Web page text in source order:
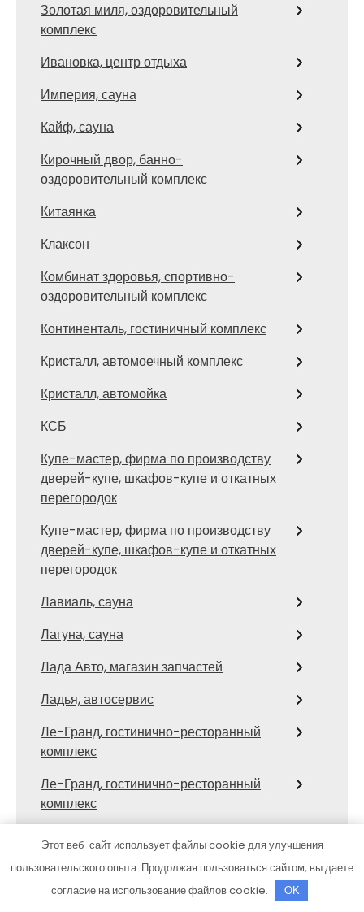
Золотая миля, оздоровительный
комплекс
Ивановка, центр отдыха
Империя, сауна
Кайф, сауна
Кирочный двор, банно-
оздоровительный комплекс
Китаянка
Клаксон
Комбинат здоровья, спортивно-
оздоровительный комплекс
Континенталь, гостиничный комплекс
Кристалл, автомоечный комплекс
Кристалл, автомойка
КСБ
Купе-мастер, фирма по производству
дверей-купе, шкафов-купе и откатных
перегородок
Купе-мастер, фирма по производству
дверей-купе, шкафов-купе и откатных
перегородок
Лавиаль, сауна
Лагуна, сауна
Лада Авто, магазин запчастей
Ладья, автосервис
Ле-Гранд, гостинично-ресторанный
комплекс
Ле-Гранд, гостинично-ресторанный
комплекс
Лесной
Лидер
Лидер, оздоровительный центр
Этот веб-сайт использует файлы cookie для улучшения
пользовательского опыта. Продолжая пользоваться сайтом, вы даете
согласие на использование файлов cookie.
OK